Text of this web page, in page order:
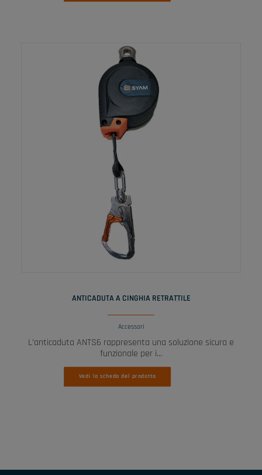
ANTICADUTA A CINGHIA RETRATTILE
Accessori
L’anticaduta ANTS6 rappresenta una soluzione sicura e
funzionale per i…
Vedi la scheda del prodotto